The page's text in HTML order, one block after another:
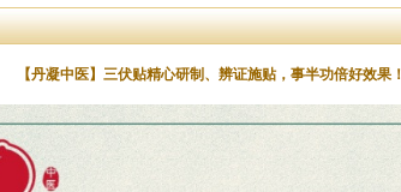
【丹凝中医】三伏贴精心研制、辨证施贴，事半功倍好效果！